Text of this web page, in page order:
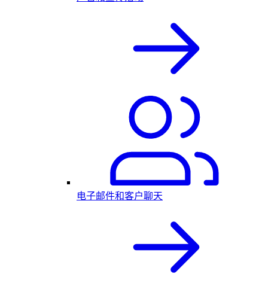
电子邮件和客户聊天